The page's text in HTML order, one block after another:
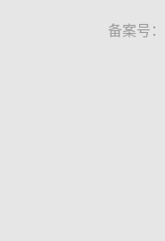
备案号：